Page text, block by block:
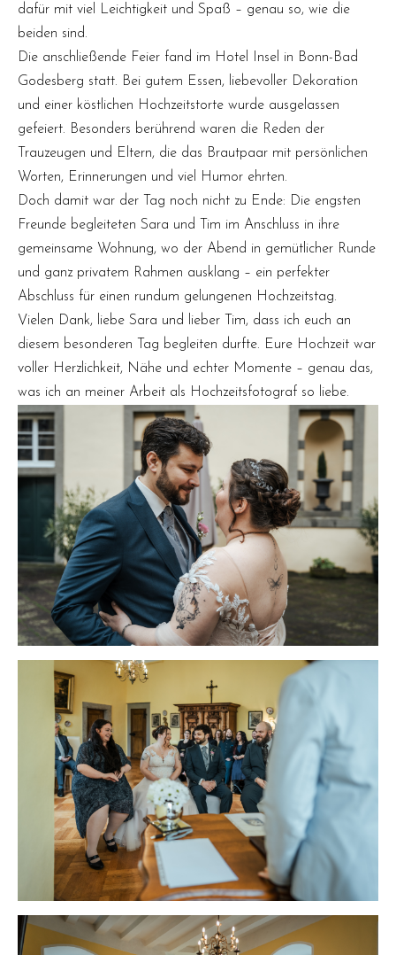
dafür mit viel Leichtigkeit und Spaß – genau so, wie die
beiden sind.
Die anschließende Feier fand im Hotel Insel in Bonn-Bad
Godesberg statt. Bei gutem Essen, liebevoller Dekoration
und einer köstlichen Hochzeitstorte wurde ausgelassen
gefeiert. Besonders berührend waren die Reden der
Trauzeugen und Eltern, die das Brautpaar mit persönlichen
Worten, Erinnerungen und viel Humor ehrten.
Doch damit war der Tag noch nicht zu Ende: Die engsten
Freunde begleiteten Sara und Tim im Anschluss in ihre
gemeinsame Wohnung, wo der Abend in gemütlicher Runde
und ganz privatem Rahmen ausklang – ein perfekter
Abschluss für einen rundum gelungenen Hochzeitstag.
Vielen Dank, liebe Sara und lieber Tim, dass ich euch an
diesem besonderen Tag begleiten durfte. Eure Hochzeit war
voller Herzlichkeit, Nähe und echter Momente – genau das,
was ich an meiner Arbeit als Hochzeitsfotograf so liebe.